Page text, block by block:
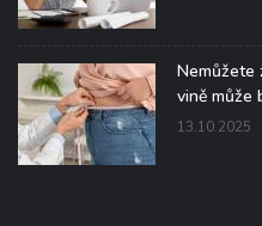
Nemůžete
vině může
13.10.2025